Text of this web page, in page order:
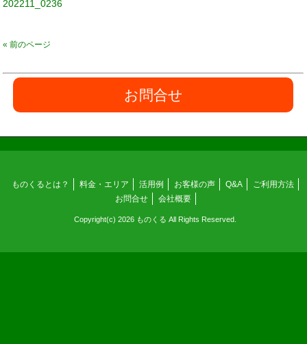
202211_0236
« 前のページ
お問合せ
ものくるとは？ 料金・エリア 活用例 お客様の声 Q&A
ご利用方法
お問合せ
会社概要
Copyright(c) 2026 ものくる All Rights Reserved.